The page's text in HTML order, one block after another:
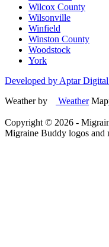
Wilcox County
Wilsonville
Winfield
Winston County
Woodstock
York
Developed by Aptar
Weather by
Weather
Copyright © 2026 -
Migraine Buddy logos and